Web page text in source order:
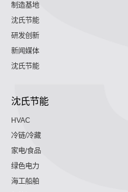
制造基地
沈氏节能
研发创新
新闻媒体
沈氏节能
沈氏节能
HVAC
冷链/冷藏
家电/食品
绿色电力
海工船舶